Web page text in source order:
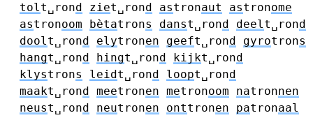
tolt␣rond ziet␣rond astronaut astronome
astronoom bètatrons danst␣rond deelt␣rond
doolt␣rond elytronen geeft␣rond gyrotrons
hangt␣rond hingt␣rond kijkt␣rond
klystrons leidt␣rond loopt␣rond
maakt␣rond meetronen metronoom natronnen
neust␣rond neutronen onttronen patronaal